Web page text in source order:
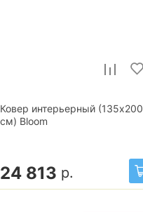
Ковер интерьерный (135x200
см) Bloom
24 813 р.